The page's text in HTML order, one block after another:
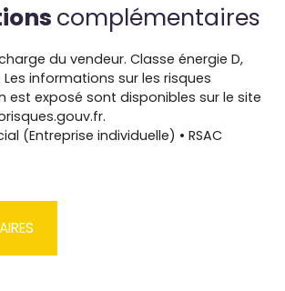
complémentaires
du vendeur. Classe énergie D,
informations sur les risques
est exposé sont disponibles sur le site
(Entreprise individuelle) • RSAC